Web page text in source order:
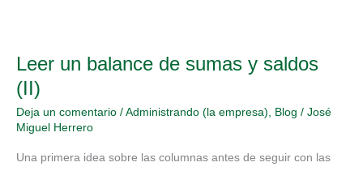
Leer un balance de sumas y saldos
(II)
Deja un comentario / Administrando (la empresa), Blog / José
Miguel Herrero
Una primera idea sobre las columnas antes de seguir con las
balance
de
sumas
y
saldos